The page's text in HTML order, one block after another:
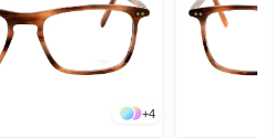
+4